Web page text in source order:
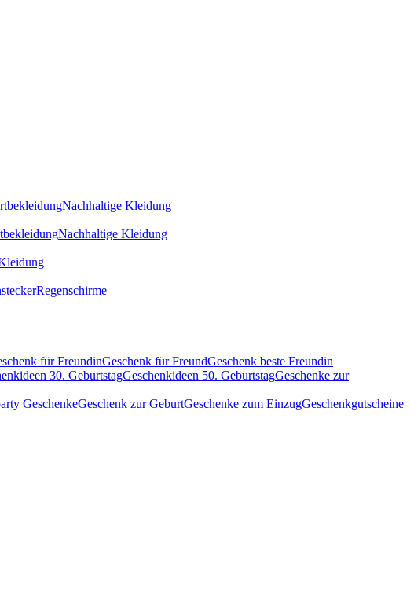
Nachhaltige Kleidung
Nachhaltige Kleidung
Regenschirme
für FreundinGeschenk für FreundGeschenk beste Freundin
30. GeburtstagGeschenkideen 50. GeburtstagGeschenke zur
GeschenkeGeschenk zur GeburtGeschenke zum EinzugGeschenkgutscheine